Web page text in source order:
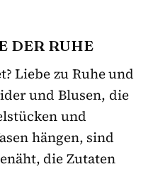
DER RUHE
Liebe zu Ruhe und
und Blusen, die
und
hängen, sind
die Zutaten